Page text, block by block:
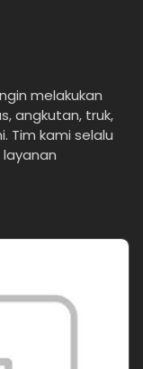
melakukan
angkutan, truk,
Tim kami selalu